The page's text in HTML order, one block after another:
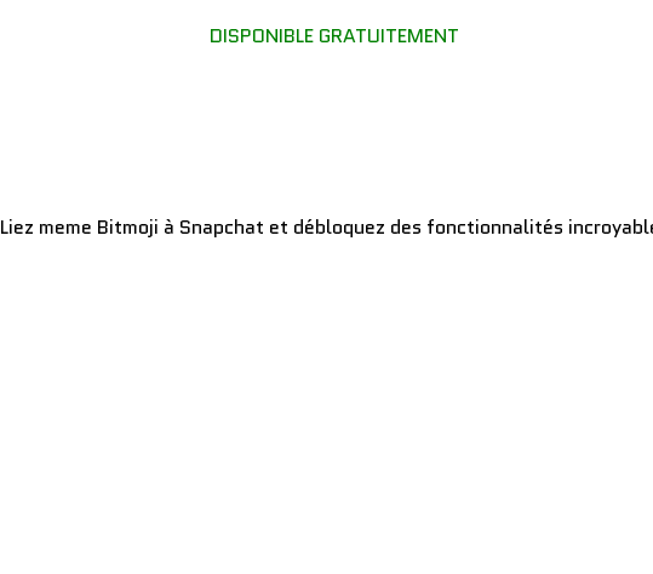
DISPONIBLE GRATUITEMENT
Liez meme Bitmoji à Snapchat et débloquez des fonctionnalités